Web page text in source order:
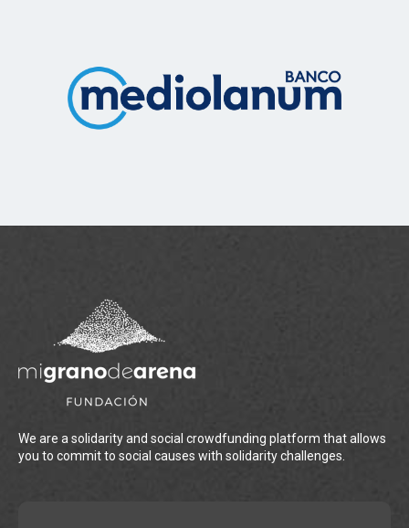
We are a solidarity and social crowdfunding platform that allows
you to commit to social causes with solidarity challenges.